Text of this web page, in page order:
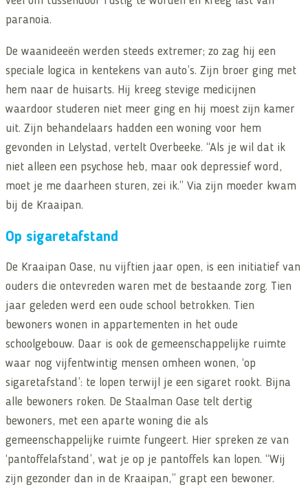
paranoia.
De waanideeën werden steeds extremer; zo zag hij een
speciale logica in kentekens van auto’s. Zijn broer ging met
hem naar de huisarts. Hij kreeg stevige medicijnen
waardoor studeren niet meer ging en hij moest zijn kamer
uit. Zijn behandelaars hadden een woning voor hem
gevonden in Lelystad, vertelt Overbeeke. “Als je wil dat ik
niet alleen een psychose heb, maar ook depressief word,
moet je me daarheen sturen, zei ik.” Via zijn moeder kwam
bij de Kraaipan.
Op sigaretafstand
De Kraaipan Oase, nu vijftien jaar open, is een initiatief van
ouders die ontevreden waren met de bestaande zorg. Tien
jaar geleden werd een oude school betrokken. Tien
bewoners wonen in appartementen in het oude
schoolgebouw. Daar is ook de gemeenschappelijke ruimte
waar nog vijfentwintig mensen omheen wonen, ‘op
sigaretafstand’: te lopen terwijl je een sigaret rookt. Bijna
alle bewoners roken. De Staalman Oase telt dertig
bewoners, met een aparte woning die als
gemeenschappelijke ruimte fungeert. Hier spreken ze van
‘pantoffelafstand’, wat je op je pantoffels kan lopen. “Wij
zijn gezonder dan in de Kraaipan,” grapt een bewoner.